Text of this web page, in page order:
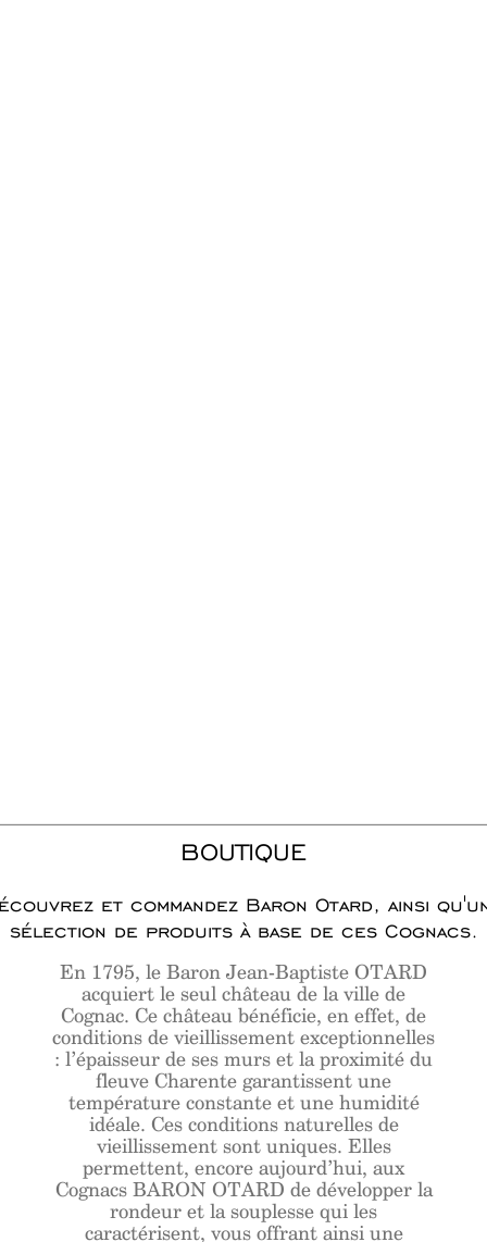
BOUTIQUE
et commandez Baron Otard, ainsi
sélection de produits à base de ces Cognacs.
En 1795, le Baron Jean-Baptiste OTARD
acquiert le seul château de la ville de
Cognac. Ce château bénéficie, en effet, de
conditions de vieillissement exceptionnelles
: l’épaisseur de ses murs et la proximité du
fleuve Charente garantissent une
température constante et une humidité
idéale. Ces conditions naturelles de
vieillissement sont uniques. Elles
permettent, encore aujourd’hui, aux
Cognacs BARON OTARD de développer la
rondeur et la souplesse qui les
caractérisent, vous offrant ainsi une